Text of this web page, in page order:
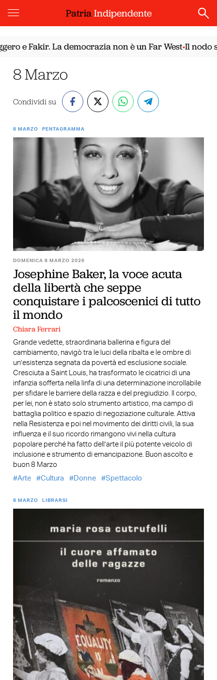
PatriaIndipendente
e Fakir. La democrazia non è un Far West•Il nodo
8 Marzo
Condividi su
8 MARZO PENTAGRAMMA
DOMENICA 8 MARZO 2026
Josephine Baker, la voce acuta
della libertà che seppe
conquistare i palcoscenici di tutto
il mondo
Chiara Ferrari
Grande vedette, straordinaria ballerina e figura del
cambiamento, navigò tra le luci della ribalta e le ombre di
un’esistenza segnata da povertà ed esclusione sociale.
Cresciuta a Saint Louis, ha trasformato le cicatrici di una
infanzia sofferta nella linfa di una determinazione incrollabile
per sfidare le barriere della razza e del pregiudizio. Il corpo,
per lei, non è stato solo strumento artistico, ma campo di
battaglia politico e spazio di negoziazione culturale. Attiva
nella Resistenza e poi nel movimento dei diritti civili, la sua
influenza e il suo ricordo rimangono vivi nella cultura
popolare perché ha fatto dell’arte il più potente veicolo di
inclusione e strumento di emancipazione. Buon ascolto e
buon 8 Marzo
Arte
Cultura Donne Spettacolo
8 MARZO LIBRARSI